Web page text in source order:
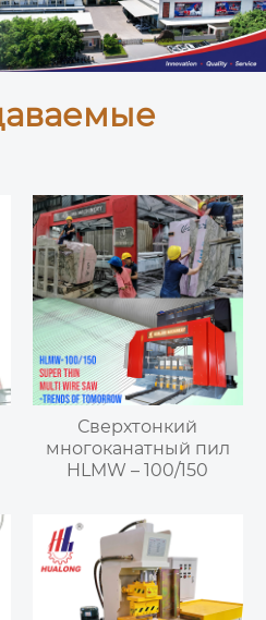
Сверхтонкий
многоканатный пил
HLMW – 100/150